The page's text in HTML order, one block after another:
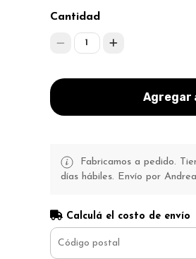
Cantidad
1
Agregar
Fabricamos a pedido.
días hábiles. Envío por
Calculá el costo de envío